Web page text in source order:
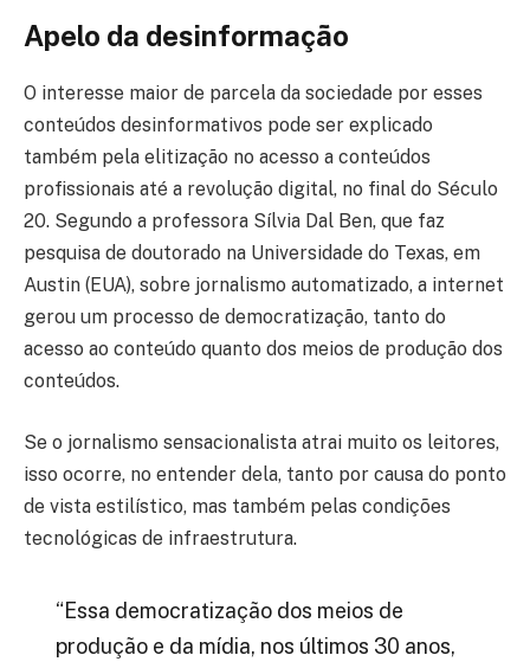
Apelo da desinformação
O interesse maior de parcela da sociedade por esses
conteúdos desinformativos pode ser explicado
também pela elitização no acesso a conteúdos
profissionais até a revolução digital, no final do Século
20. Segundo a professora Sílvia Dal Ben, que faz
pesquisa de doutorado na Universidade do Texas, em
Austin (EUA), sobre jornalismo automatizado, a internet
gerou um processo de democratização, tanto do
acesso ao conteúdo quanto dos meios de produção dos
conteúdos.
Se o jornalismo sensacionalista atrai muito os leitores,
isso ocorre, no entender dela, tanto por causa do ponto
de vista estilístico, mas também pelas condições
tecnológicas de infraestrutura.
“Essa democratização dos meios de
produção e da mídia, nos últimos 30 anos,